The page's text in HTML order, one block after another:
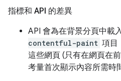
指標和 API 的差異
API 會為在背景分頁中載
contentful-paint 項目
這些網頁 (只有在網頁在
考量首次顯示內容所需時